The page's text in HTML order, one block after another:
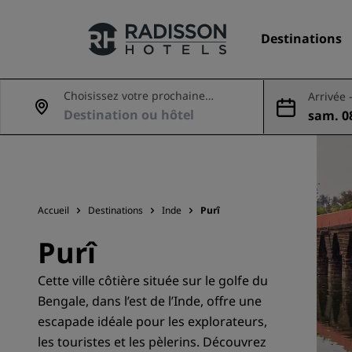
Destinations
Nos enseignes
Choisissez votre prochaine
aventure
Arrivée
sam.
09
Accueil Destinations Inde Purî
Purî
Cette ville côtière située sur le golfe du
Bengale, dans l’est de l’Inde, offre une
escapade idéale pour les explorateurs,
les touristes et les pèlerins. Découvrez